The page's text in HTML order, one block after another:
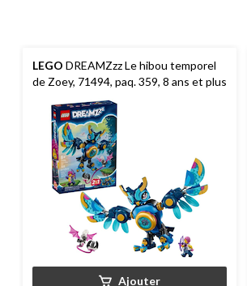
LEGO DREAMZzz Le hibou temporel
de Zoey, 71494, paq. 359, 8 ans et plus
Ajouter